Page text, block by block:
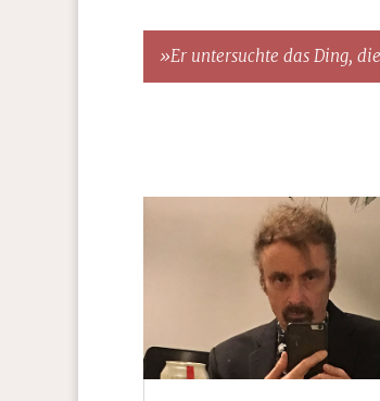
»Er untersuchte das Ding,